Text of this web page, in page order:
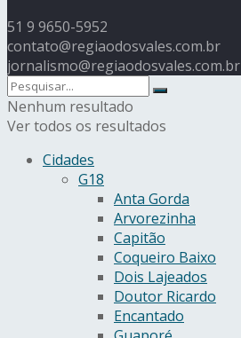
51 9 9650-5952
contato@regiaodosvales.com.br
jornalismo@regiaodosvales.com.br
Nenhum resultado
Ver todos os resultados
Cidades
G18
Anta Gorda
Arvorezinha
Capitão
Coqueiro Baixo
Dois Lajeados
Doutor Ricardo
Encantado